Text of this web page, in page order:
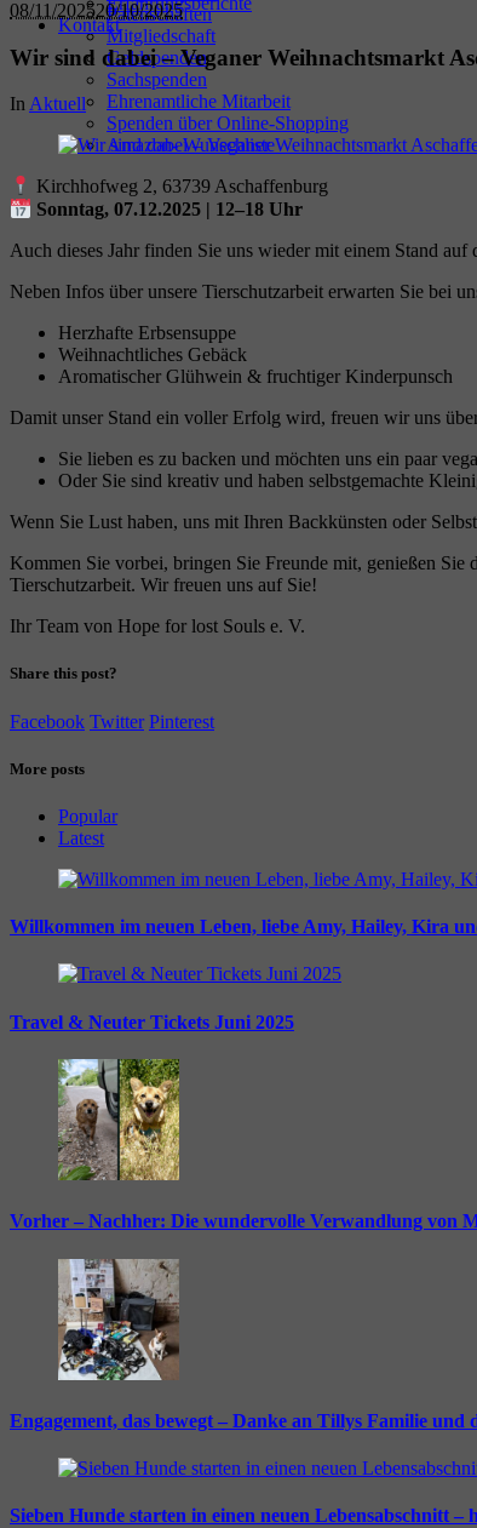
Patenschaften
Mitgliedschaft
Geldspenden
Sachspenden
Ehrenamtliche Mitarbeit
Spenden über Online-Shopping
Amazon- Wunschliste
Kontakt
08/11/202520/10/2025
Wir sind dabei – Veganer Weihnachtsmarkt
InAktuell
Kirchhofweg 2, 63739 Aschaffenburg
Sonntag, 07.12.2025 | 12–18 Uhr
Auch dieses Jahr finden Sie uns wieder mit einem Stand
Neben Infos über unsere Tierschutzarbeit erwarten Sie bei
Herzhafte Erbsensuppe
Weihnachtliches Gebäck
Aromatischer Glühwein & fruchtiger Kinderpunsch
Damit unser Stand ein voller Erfolg wird, freuen wir uns
Sie lieben es zu backen und möchten uns ein paar
Oder Sie sind kreativ und haben selbstgemachte
Wenn Sie Lust haben, uns mit Ihren Backkünsten oder
Kommen Sie vorbei, bringen Sie Freunde mit, genießen
Tierschutzarbeit. Wir freuen uns auf Sie!
Ihr Team von Hope for lost Souls e. V.
Share this post?
Facebook Twitter Pinterest
More posts
Popular
Latest
Willkommen im neuen Leben, liebe Amy, Hailey, Kira
Travel & Neuter Tickets Juni 2025
Vorher – Nachher: Die wundervolle Verwandlung von
Engagement, das bewegt – Danke an Tillys Familie und
Sieben Hunde starten in einen neuen Lebensabschnitt